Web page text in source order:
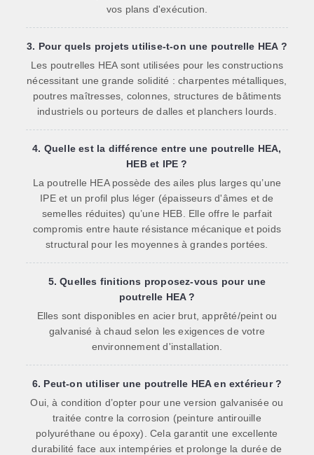
vos plans d'exécution.
3. Pour quels projets utilise-t-on une poutrelle HEA ?
Les poutrelles HEA sont utilisées pour les constructions
nécessitant une grande solidité : charpentes métalliques,
poutres maîtresses, colonnes, structures de bâtiments
industriels ou porteurs de dalles et planchers lourds.
4. Quelle est la différence entre une poutrelle HEA,
HEB et IPE ?
La poutrelle HEA possède des ailes plus larges qu’une
IPE et un profil plus léger (épaisseurs d'âmes et de
semelles réduites) qu’une HEB. Elle offre le parfait
compromis entre haute résistance mécanique et poids
structural pour les moyennes à grandes portées.
5. Quelles finitions proposez-vous pour une
poutrelle HEA ?
Elles sont disponibles en acier brut, apprêté/peint ou
galvanisé à chaud selon les exigences de votre
environnement d'installation.
6. Peut-on utiliser une poutrelle HEA en extérieur ?
Oui, à condition d’opter pour une version galvanisée ou
traitée contre la corrosion (peinture antirouille
polyuréthane ou époxy). Cela garantit une excellente
durabilité face aux intempéries et prolonge la durée de